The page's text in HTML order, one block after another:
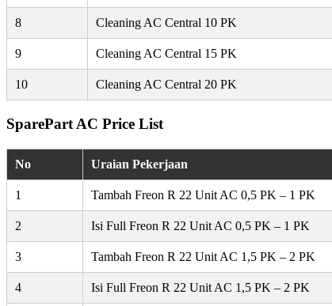
8 Cleaning AC Central 10 PK
9 Cleaning AC Central 15 PK
10 Cleaning AC Central 20 PK
SparePart AC Price List
No Uraian Pekerjaan
1 Tambah Freon R 22 Unit AC 0,5 PK – 1 PK
2 Isi Full Freon R 22 Unit AC 0,5 PK – 1 PK
3 Tambah Freon R 22 Unit AC 1,5 PK – 2 PK
4 Isi Full Freon R 22 Unit AC 1,5 PK – 2 PK